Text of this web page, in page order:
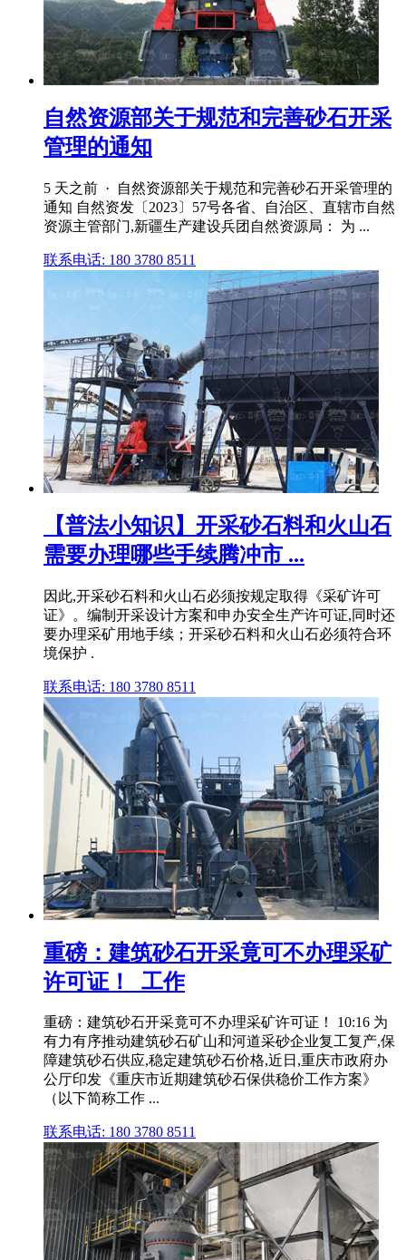
自然资源部关于规范和完善砂石开采
管理的通知
5 天之前 · 自然资源部关于规范和完善砂石开采管理的
通知 自然资发〔2023〕57号各省、自治区、直辖市自然
资源主管部门,新疆生产建设兵团自然资源局： 为 ...
联系电话: 180 3780 8511
【普法小知识】开采砂石料和火山石
需要办理哪些手续腾冲市 ...
因此,开采砂石料和火山石必须按规定取得《采矿许可
证》。编制开采设计方案和申办安全生产许可证,同时还
要办理采矿用地手续；开采砂石料和火山石必须符合环
境保护 .
联系电话: 180 3780 8511
重磅：建筑砂石开采竟可不办理采矿
许可证！_工作
重磅：建筑砂石开采竟可不办理采矿许可证！ 10:16 为
有力有序推动建筑砂石矿山和河道采砂企业复工复产,保
障建筑砂石供应,稳定建筑砂石价格,近日,重庆市政府办
公厅印发《重庆市近期建筑砂石保供稳价工作方案》
（以下简称工作 ...
联系电话: 180 3780 8511